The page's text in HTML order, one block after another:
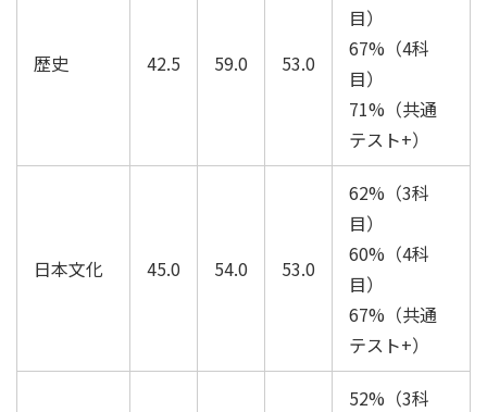
歴史 42.5 59.0 53.0
目）
67%（4科
目）
71%（共通
テスト+）
日本文化 45.0 54.0 53.0
62%（3科
目）
60%（4科
目）
67%（共通
テスト+）
52%（3科